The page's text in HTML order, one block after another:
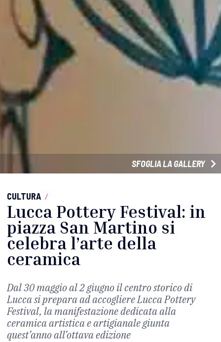
SFOGLIA LA GALLERY
CULTURA /
Lucca Pottery Festival: in
piazza San Martino si
celebra l’arte della
ceramica
Dal 30 maggio al 2 giugno il centro storico di
Lucca si prepara ad accogliere Lucca Pottery
Festival, la manifestazione dedicata alla
ceramica artistica e artigianale giunta
quest’anno all’ottava edizione